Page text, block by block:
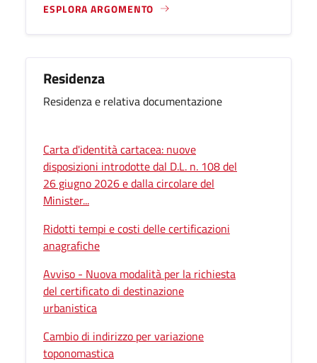
ESPLORA ARGOMENTO
Residenza
Residenza e relativa documentazione
Carta d'identità cartacea: nuove
disposizioni introdotte dal D.L. n. 108 del
26 giugno 2026 e dalla circolare del
Minister...
Ridotti tempi e costi delle certificazioni
anagrafiche
Avviso - Nuova modalità per la richiesta
del certificato di destinazione
urbanistica
Cambio di indirizzo per variazione
toponomastica